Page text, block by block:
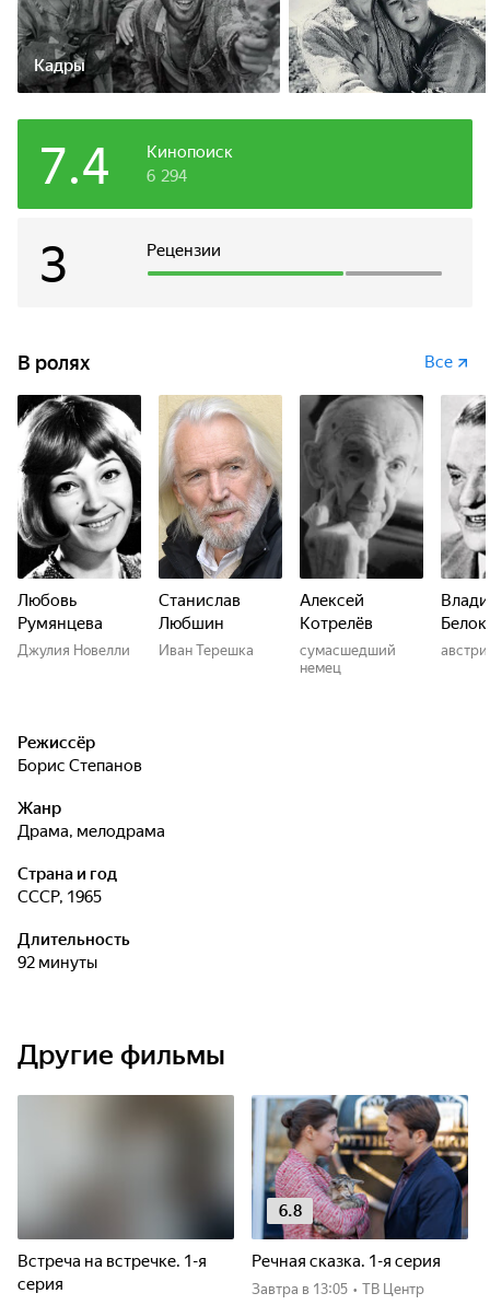
Кадры
Кинопоиск
7.4 6 294
Рецензии
3
В ролях Все
Любовь
Румянцева
Джулия Новелли
Станислав
Любшин
Иван Терешка
Алексей
Котрелёв
сумасшедший
немец
Режиссёр
Борис Степанов
Жанр
драма, мелодрама
Страна и год
СССР, 1965
Длительность
92 минуты
Другие фильмы
Встреча на встречке. 1-я
серия
6.8
Речная сказка. 1-я серия
Завтра в 13:05 • ТВ Центр